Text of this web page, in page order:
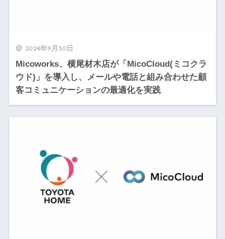
2024年9月30日
Micoworks、横尾材木店が「MicoCloud(ミコクラ
ウド)」を導入し、メールや電話と組み合わせた顧
客コミュニケーションの最適化を実践